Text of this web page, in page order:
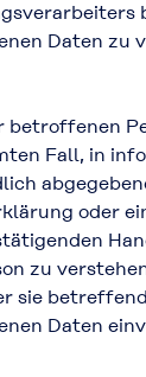
Daten zu
betroffenen
Fall, in
oder
zu
sie
Daten